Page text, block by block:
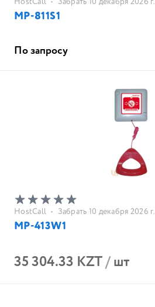
MP-811S1
По запросу
HostCall • Забрать 10 декабря 2026 г.
MP-413W1
35 304.33 KZT/шт